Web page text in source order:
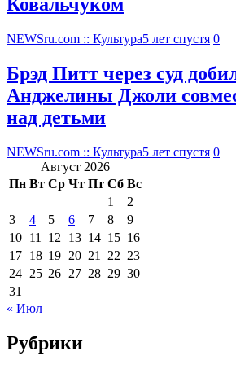
NEWSru.com :: Культура5 лет спустя 0
Брэд Питт через суд
Анджелины Джоли
над детьми
NEWSru.com :: Культура5 лет спустя 0
Август 2026
Пн Вт Ср Чт Пт Сб Вс
1
2
3
4 5 6 7 8
9
10 11 12 13 14 15 16
17 18 19 20 21 22 23
24 25 26 27 28 29 30
31
« Июл
Рубрики